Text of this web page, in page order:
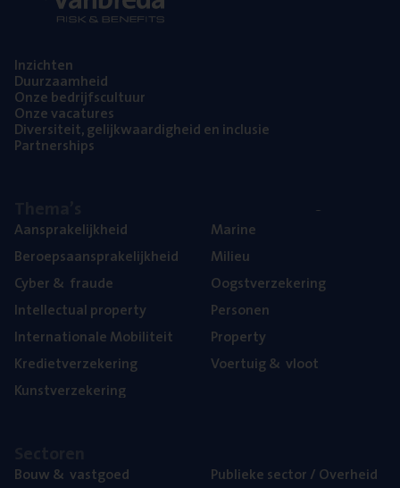
Inzich­ten
Duur­zaam­heid
Onze bedrijfs­cul­tuur
Onze vaca­tu­res
Diver­si­teit, gelijk­waar­dig­heid en inclusie
Part­ner­ships
Aan­spra­ke­lijk­heid
Beroeps­aan­spra­ke­lijk­heid
Cyber& fraude
Intel­lec­tu­al property
Inter­na­ti­o­na­le Mobiliteit
Kre­diet­ver­ze­ke­ring
Kunst­ver­ze­ke­ring
Mari­ne
Mili­eu
Oogst­ver­ze­ke­ring
Per­so­nen
Pro­per­ty
Voer­tuig& vloot
Bouw& vastgoed
Publie­ke sec­tor / Overheid